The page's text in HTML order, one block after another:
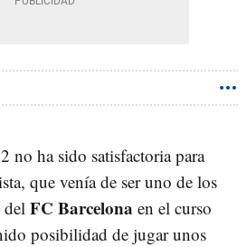
no ha sido satisfactoria para
que venía de ser uno de los
del FC Barcelona en el curso
posibilidad de jugar unos